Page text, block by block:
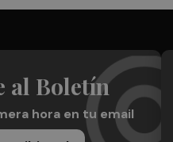
al Boletín
hora en tu email